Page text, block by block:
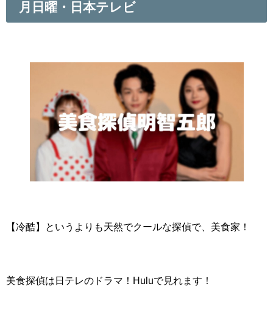
月日曜・日本テレビ
【冷酷】というよりも天然でクールな探偵で、美食家！
美食探偵は日テレのドラマ！Huluで見れます！